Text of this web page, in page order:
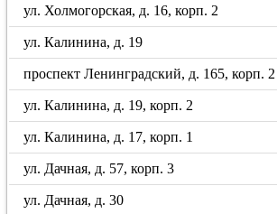
ул. Холмогорская, д. 16, корп. 2
ул. Калинина, д. 19
проспект Ленинградский, д. 165, корп. 2
ул. Калинина, д. 19, корп. 2
ул. Калинина, д. 17, корп. 1
ул. Дачная, д. 57, корп. 3
ул. Дачная, д. 30